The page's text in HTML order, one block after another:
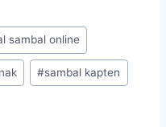
sambal online
#sambal kapten